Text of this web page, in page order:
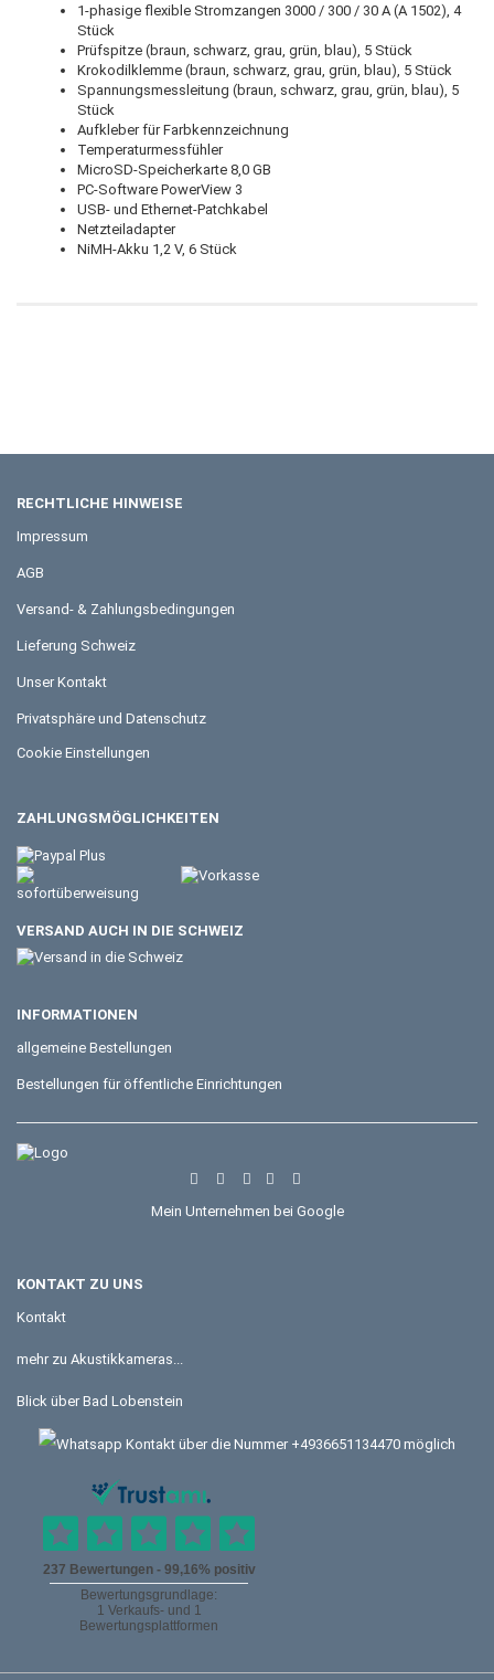
1-phasige flexible Stromzangen 3000 / 300 / 30 A (A 1502), 4
Stück
Prüfspitze (braun, schwarz, grau, grün, blau), 5 Stück
Krokodilklemme (braun, schwarz, grau, grün, blau), 5 Stück
Spannungsmessleitung (braun, schwarz, grau, grün, blau), 5
Stück
Aufkleber für Farbkennzeichnung
Temperaturmessfühler
MicroSD-Speicherkarte 8,0 GB
PC-Software PowerView 3
USB- und Ethernet-Patchkabel
Netzteiladapter
NiMH-Akku 1,2 V, 6 Stück
RECHTLICHE HINWEISE
Impressum
AGB
Versand- & Zahlungsbedingungen
Lieferung Schweiz
Unser Kontakt
Privatsphäre und Datenschutz
Cookie Einstellungen
ZAHLUNGSMÖGLICHKEITEN
VERSAND AUCH IN DIE SCHWEIZ
INFORMATIONEN
allgemeine Bestellungen
Bestellungen für öffentliche Einrichtungen
Mein Unternehmen bei Google
KONTAKT ZU UNS
Kontakt
mehr zu Akustikkameras...
Blick über Bad Lobenstein